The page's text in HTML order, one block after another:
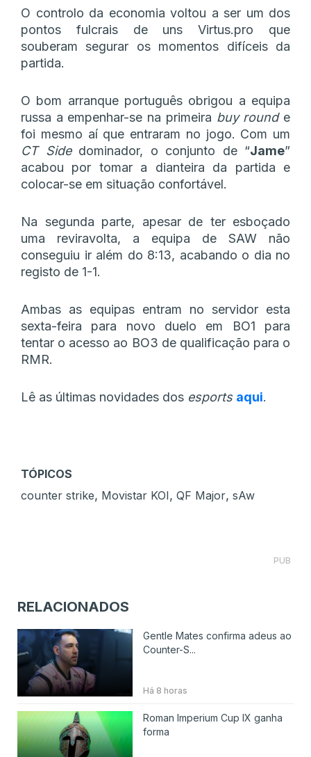
O controlo da economia voltou a ser um dos
pontos fulcrais de uns Virtus.pro que
souberam segurar os momentos difíceis da
partida.
O bom arranque português obrigou a equipa
russa a empenhar-se na primeira buy rounde
foi mesmo aí que entraram no jogo. Com um
CT Sidedominador, o conjunto de “Jame”
acabou por tomar a dianteira da partida e
colocar-se em situação confortável.
Na segunda parte, apesar de ter esboçado
uma reviravolta, a equipa de SAW não
conseguiu ir além do 8:13, acabando o dia no
registo de 1-1.
Ambas as equipas entram no servidor esta
sexta-feira para novo duelo em BO1 para
tentar o acesso ao BO3 de qualificação para o
RMR.
Lê as últimas novidades dos esports aqui.
TÓPICOS
counter strike, Movistar KOI, QF Major, sAw
PUB
RELACIONADOS
Gentle Mates confirma adeus ao
Counter-S...
Há 8 horas
Roman Imperium Cup IX ganha
forma